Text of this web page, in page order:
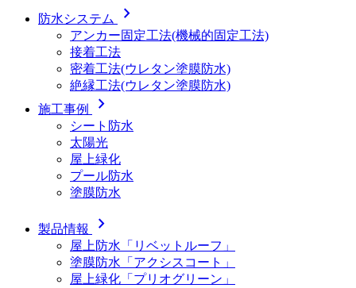
防水システム chevron_right
アンカー固定工法(機械的固定工法)
接着工法
密着工法(ウレタン塗膜防水)
絶縁工法(ウレタン塗膜防水)
施工事例
chevron_right
シート防水
太陽光
屋上緑化
プール防水
塗膜防水
製品情報 chevron_right
屋上防水「リベットルーフ」
塗膜防水「アクシスコート」
屋上緑化「プリオグリーン」